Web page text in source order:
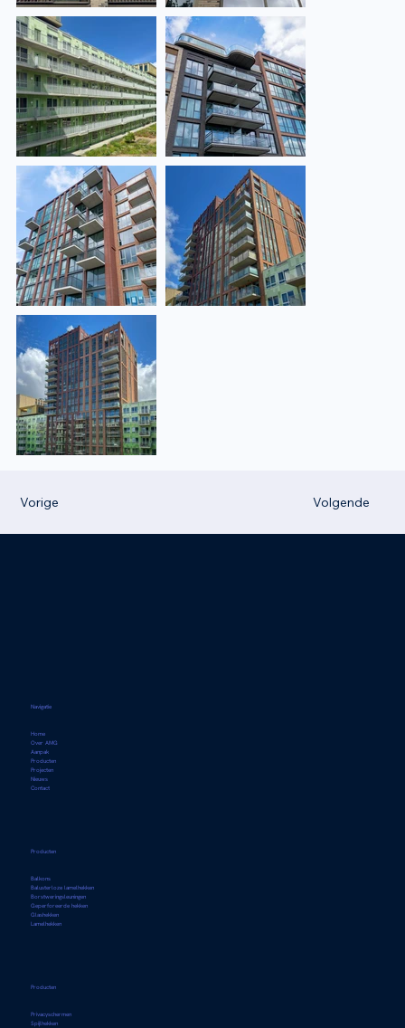
Volgende
Vorige
Navigatie
Home
Over AMG
Aanpak
Producten
Projecten
Nieuws
Contact
Producten
Balkons
Balusterloze lamelhekken
Borstweringsleuningen
Geperforeerde hekken
Glashekken
Lamelhekken
Producten
Privacyschermen
Spijlhekken